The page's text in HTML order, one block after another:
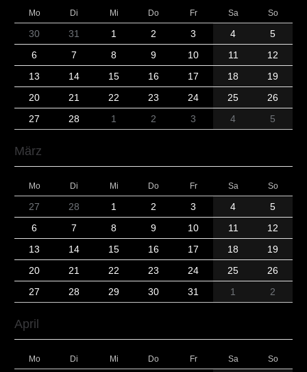
Mo Di Mi Do Fr Sa So
30 31 1 2 3 4
5
6
7 8 9 10 11
12
13
14 15 16 17 18
19
20
21 22 23 24 25
26
27
28 1 2 3 4 5
März
Mo Di Mi Do Fr Sa So
27 28 1 2 3 4
5
6
7 8 9 10 11
12
13
14 15 16 17 18
19
20
21 22 23 24 25
26
27
28 29 30 31 1 2
April
Mo Di Mi Do Fr Sa So